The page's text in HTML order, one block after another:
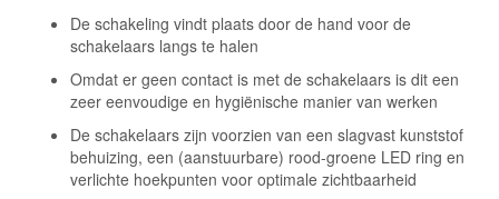
De schakeling vindt plaats door de hand voor de
schakelaars langs te halen
Omdat er geen contact is met de schakelaars is dit een
zeer eenvoudige en hygiënische manier van werken
De schakelaars zijn voorzien van een slagvast kunststof
behuizing, een (aanstuurbare) rood-groene LED ring en
verlichte hoekpunten voor optimale zichtbaarheid